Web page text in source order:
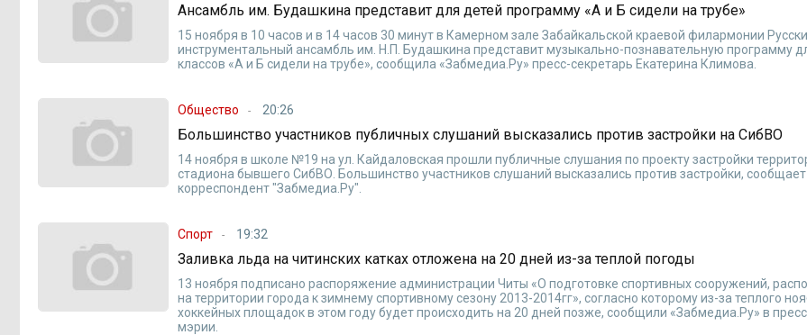
Ансамбль им. Будашкина представит для детей программу «А и Б сидели на трубе»
15 ноября в 10 часов и в 14 часов 30 минут в Камерном зале Забайкальской краевой филармонии
инструментальный ансамбль им. Н.П. Будашкина представит музыкально-познавательную программу
классов «А и Б сидели на трубе», сообщила «Забмедиа.Ру» пресс-секретарь Екатерина Климова.
Общество 20:26
Большинство участников публичных слушаний высказались против застройки на СибВО
14 ноября в школе №19 на ул. Кайдаловская прошли публичные слушания по проекту застройки
стадиона бывшего СибВО. Большинство участников слушаний высказались против застройки, сообщает
корреспондент "Забмедиа.Ру".
Спорт 19:32
Заливка льда на читинских катках отложена на 20 дней из-за теплой погоды
13 ноября подписано распоряжение администрации Читы «О подготовке спортивных сооружений,
на территории города к зимнему спортивному сезону 2013-2014гг», согласно которому из-за теплого
хоккейных площадок в этом году будет происходить на 20 дней позже, сообщили «Забмедиа.Ру» в
мэрии.